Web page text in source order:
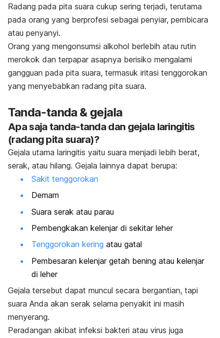
Radang pada pita suara cukup sering terjadi, terutama
pada orang yang berprofesi sebagai penyiar, pembicara
atau penyanyi.
Orang yang mengonsumsi alkohol berlebih atau rutin
merokok dan terpapar asapnya berisiko mengalami
gangguan pada pita suara, termasuk iritasi tenggorokan
yang menyebabkan radang pita suara.
Tanda-tanda & gejala
Apa saja tanda-tanda dan gejala laringitis
(radang pita suara)?
Gejala utama laringitis yaitu suara menjadi lebih berat,
serak, atau hilang. Gejala lainnya dapat berupa:
Sakit tenggorokan
Demam
Suara serak atau parau
Pembengkakan kelenjar di sekitar leher
Tenggorokan kering atau gatal
Pembesaran kelenjar getah bening atau kelenjar
di leher
Gejala tersebut dapat muncul secara bergantian, tapi
suara Anda akan serak selama penyakit ini masih
menyerang.
Peradangan akibat infeksi bakteri atau virus juga